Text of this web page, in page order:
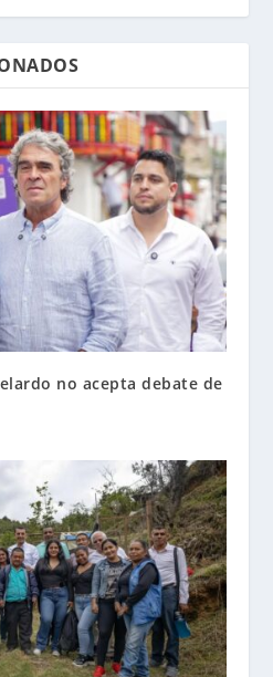
no acepta debate de